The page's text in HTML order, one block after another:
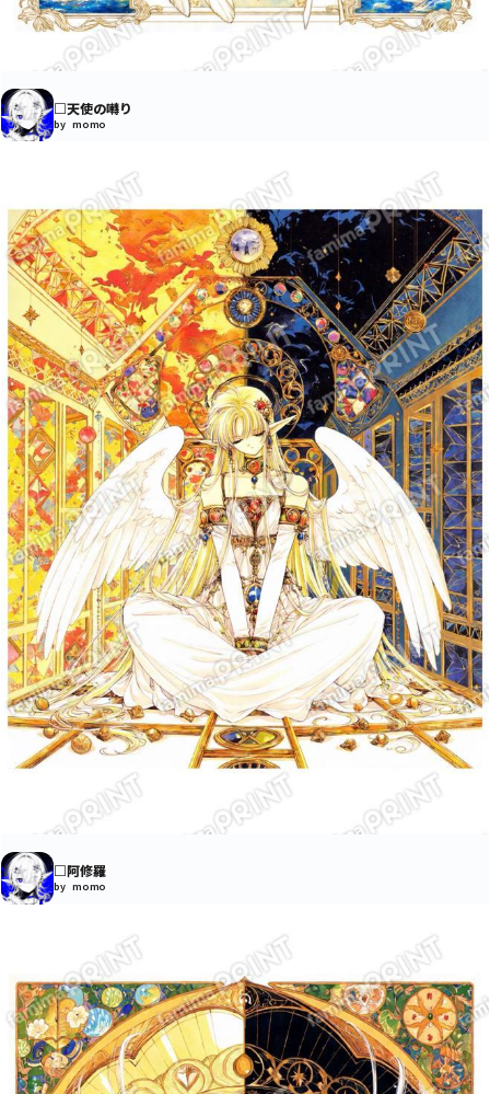
□天使の囀り
by momo
□阿修羅
by momo